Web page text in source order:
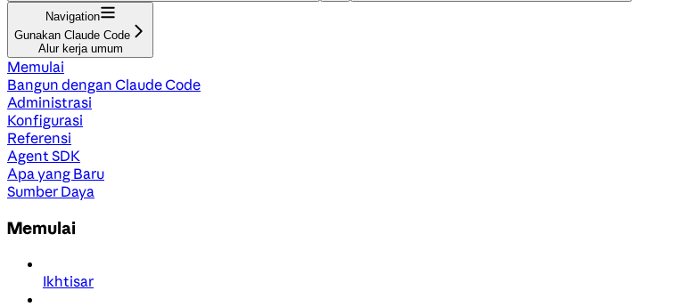
Navigation
Gunakan Claude Code
Alur kerja umum
Memulai
Bangun dengan Claude Code
Administrasi
Konfigurasi
Referensi
Agent SDK
Apa yang Baru
Sumber Daya
Memulai
Ikhtisar